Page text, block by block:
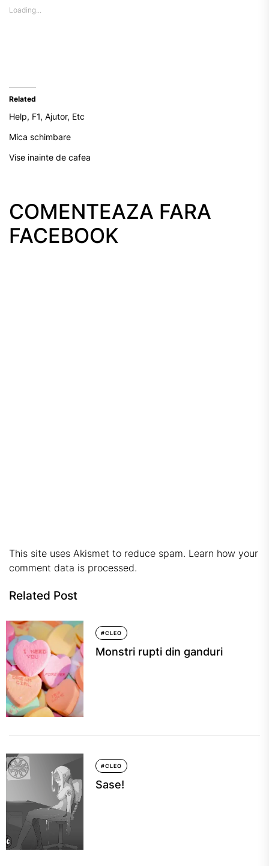
Loading...
Related
Help, F1, Ajutor, Etc
Mica schimbare
Vise inainte de cafea
COMENTEAZA FARA
FACEBOOK
This site uses Akismet to reduce spam. Learn how your
comment data is processed.
Related Post
#CLEO
Monstri rupti din ganduri
#CLEO
Sase!